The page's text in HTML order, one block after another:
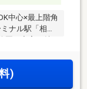
中心×最上階角
ナル駅「相模
)